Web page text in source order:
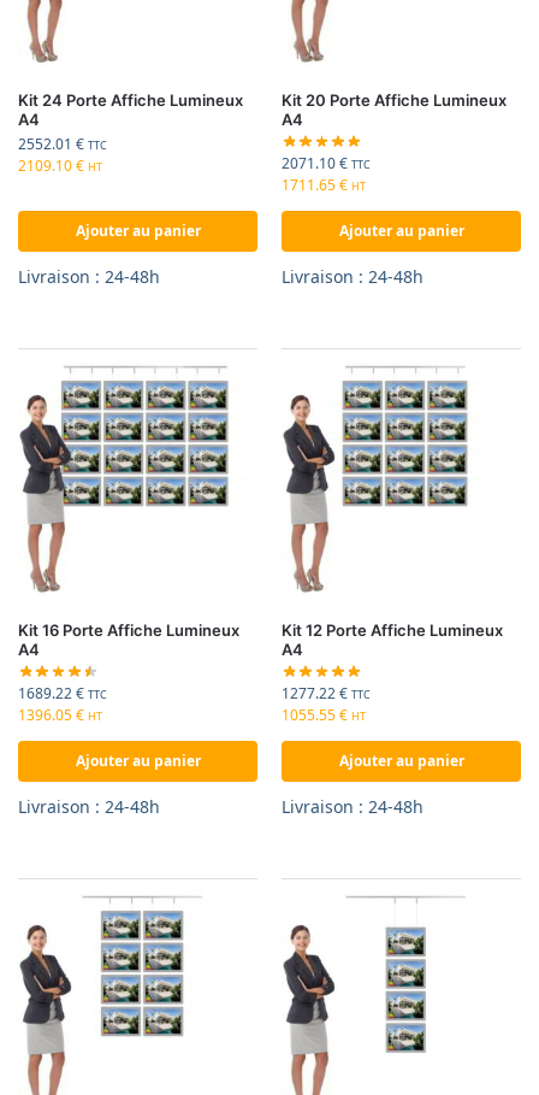
Kit 24 Porte Affiche Lumineux
A4
2552.01 € TTC
2109.10€ HT
Ajouter au panier
Livraison : 24-48h
Kit 20 Porte Affiche Lumineux
A4
2071.10€ TTC
1711.65€ HT
Ajouter au panier
Livraison : 24-48h
Kit 16 Porte Affiche Lumineux
A4
1689.22€ TTC
1396.05€ HT
Ajouter au panier
Livraison : 24-48h
Kit 12 Porte Affiche Lumineux
A4
1277.22€ TTC
1055.55€ HT
Ajouter au panier
Livraison : 24-48h